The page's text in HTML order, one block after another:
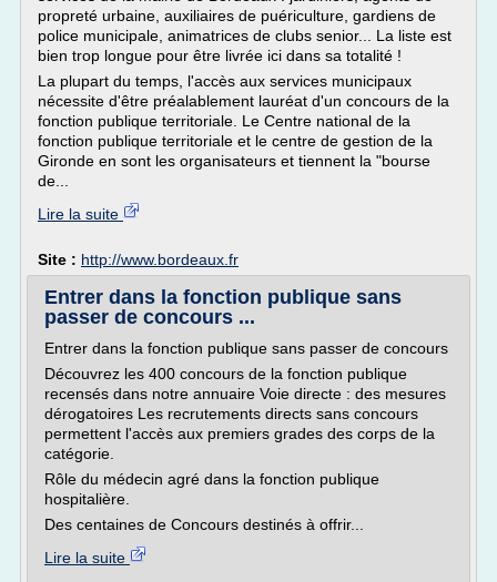
propreté urbaine, auxiliaires de puériculture, gardiens de
police municipale, animatrices de clubs senior... La liste est
bien trop longue pour être livrée ici dans sa totalité !
La plupart du temps, l'accès aux services municipaux
nécessite d'être préalablement lauréat d'un concours de la
fonction publique territoriale. Le Centre national de la
fonction publique territoriale et le centre de gestion de la
Gironde en sont les organisateurs et tiennent la "bourse
de...
Lire la suite
Site : http://www.bordeaux.fr
Entrer dans la fonction publique sans
passer de concours ...
Entrer dans la fonction publique sans passer de concours
Découvrez les 400 concours de la fonction publique
recensés dans notre annuaire Voie directe : des mesures
dérogatoires Les recrutements directs sans concours
permettent l'accès aux premiers grades des corps de la
catégorie.
Rôle du médecin agré dans la fonction publique
hospitalière.
Des centaines de Concours destinés à offrir...
Lire la suite